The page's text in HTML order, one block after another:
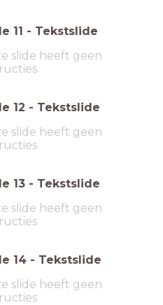
11 - Tekstslide
slide heeft geen
12 - Tekstslide
slide heeft geen
13 - Tekstslide
slide heeft geen
14 - Tekstslide
slide heeft geen